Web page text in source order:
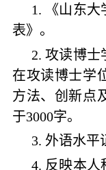
1. 《山东
表》。
2. 攻读博士
在攻读博士学
方法、创新点
于3000字。
3. 外语水平
4. 反映本人